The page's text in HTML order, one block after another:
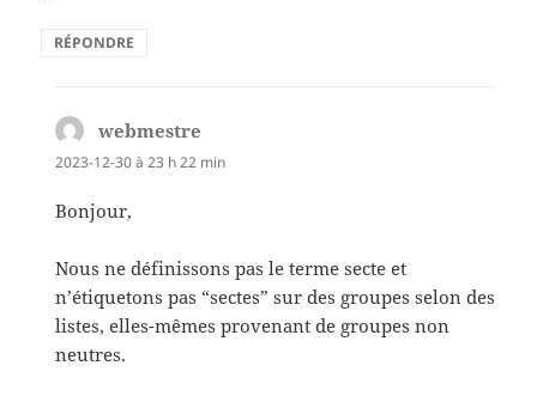
RÉPONDRE
webmestre
2023-12-30 à 23 h 22 min
Bonjour,
Nous ne définissons pas le terme secte et
n’étiquetons pas “sectes” sur des groupes selon des
listes, elles-mêmes provenant de groupes non
neutres.